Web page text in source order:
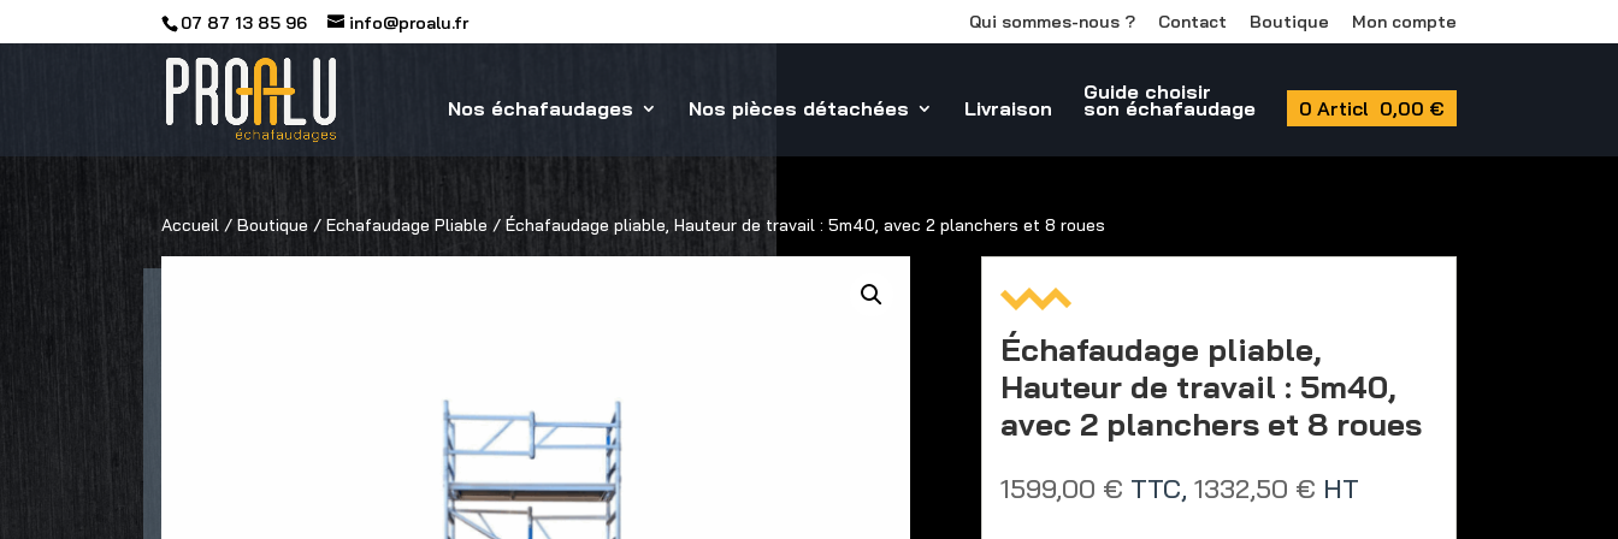
07 87 13 85 96 info@proalu.fr Qui sommes-nous ? Contact Boutique Mon compte
Nos échafaudages Nos pièces détachées Livraison
Guide choisir
son échafaudage 0 Article 0,00 €
Accueil /Boutique /Echafaudage Pliable / Échafaudage pliable, Hauteur de travail : 5m40, avec 2 planchers et 8 roues
Échafaudage pliable,
Hauteur de travail : 5m40,
avec 2 planchers et 8 roues
1599,00 € TTC, 1332,50 € HT